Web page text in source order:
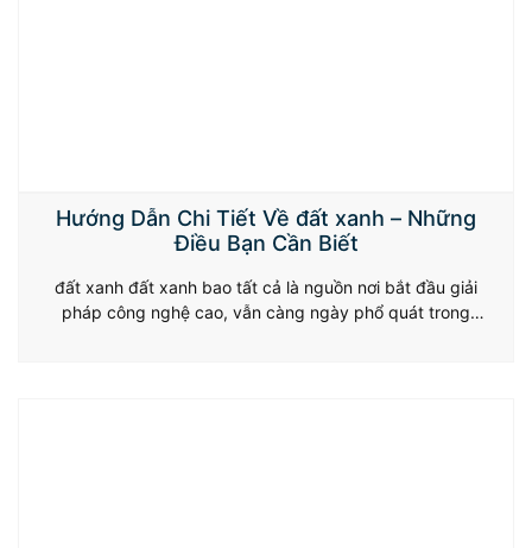
Hướng Dẫn Chi Tiết Về đất xanh – Những
Điều Bạn Cần Biết
đất xanh đất xanh bao tất cả là nguồn nơi bắt đầu giải
pháp công nghệ cao, vẫn càng ngày phổ quát trong